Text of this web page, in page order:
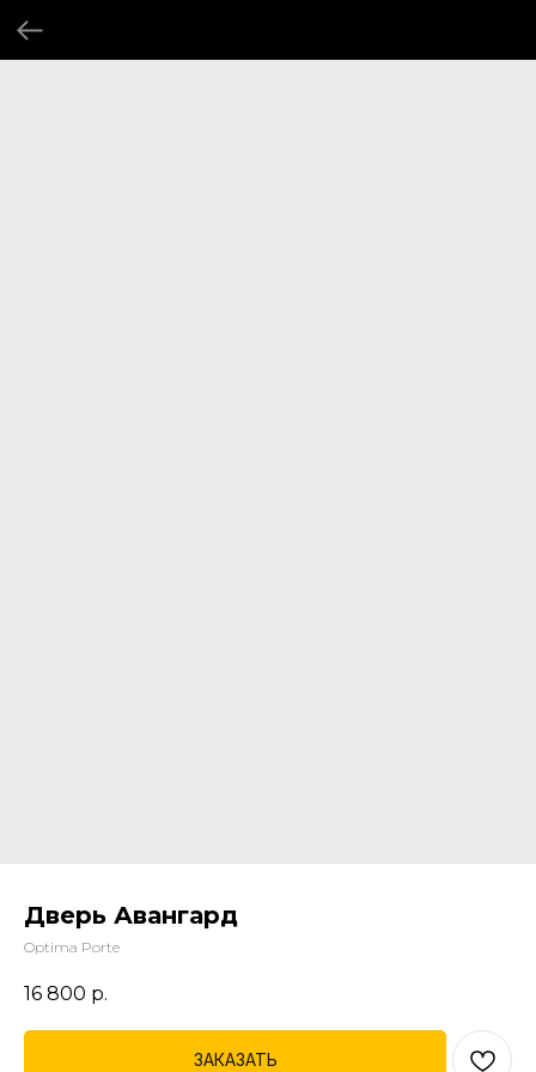
Дверь Авангард
Optima Porte
16 800 р.
ЗАКАЗАТЬ